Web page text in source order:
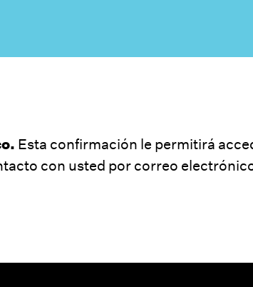
Esta confirmación le permitirá
con usted por correo